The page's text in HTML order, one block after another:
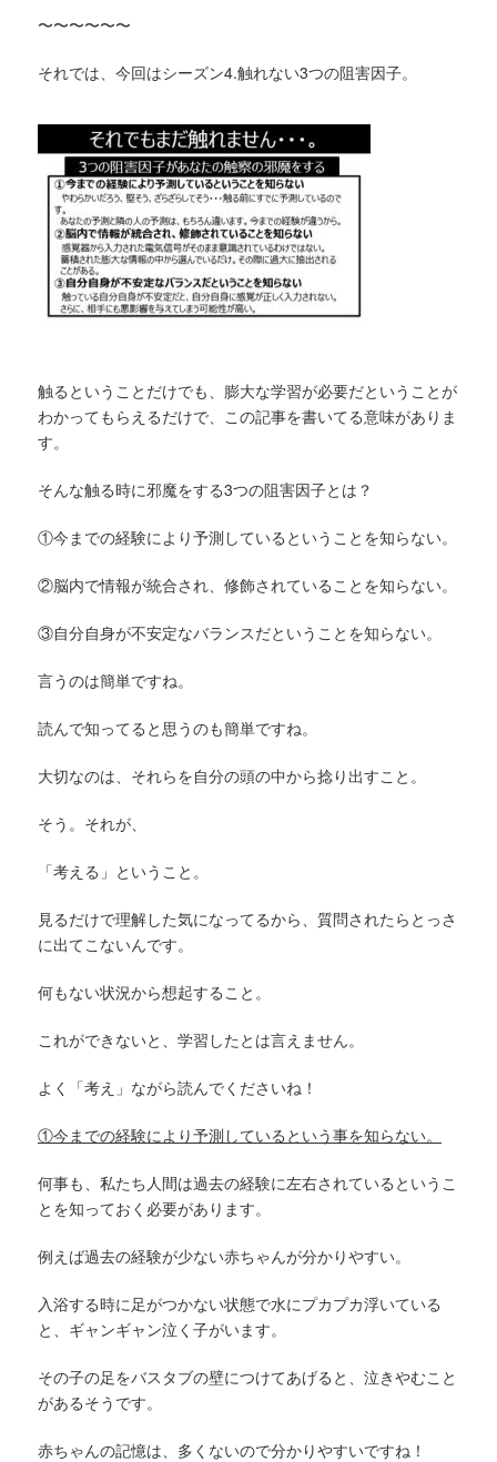
〜〜〜〜〜〜
それでは、今回はシーズン4.触れない3つの阻害因子。
触るということだけでも、膨大な学習が必要だということが
わかってもらえるだけで、この記事を書いてる意味がありま
す。
そんな触る時に邪魔をする3つの阻害因子とは？
①今までの経験により予測しているということを知らない。
②脳内で情報が統合され、修飾されていることを知らない。
③自分自身が不安定なバランスだということを知らない。
言うのは簡単ですね。
読んで知ってると思うのも簡単ですね。
大切なのは、それらを自分の頭の中から捻り出すこと。
そう。それが、
「考える」ということ。
見るだけで理解した気になってるから、質問されたらとっさ
に出てこないんです。
何もない状況から想起すること。
これができないと、学習したとは言えません。
よく「考え」ながら読んでくださいね！
①今までの経験により予測しているという事を知らない。
何事も、私たち人間は過去の経験に左右されているというこ
とを知っておく必要があります。
例えば過去の経験が少ない赤ちゃんが分かりやすい。
入浴する時に足がつかない状態で水にプカプカ浮いている
と、ギャンギャン泣く子がいます。
その子の足をバスタブの壁につけてあげると、泣きやむこと
があるそうです。
赤ちゃんの記憶は、多くないので分かりやすいですね！